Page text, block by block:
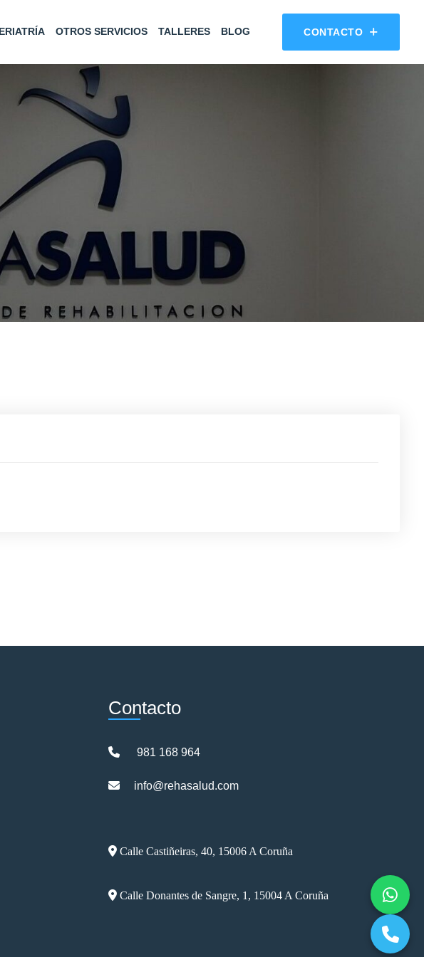
OTROS SERVICIOS TALLERES BLOG CONTACTO
Contacto
981 168 964
info@rehasalud.com
Calle Castiñeiras, 40, 15006 A Coruña
Calle Donantes de Sangre, 1, 15004 A Coruña